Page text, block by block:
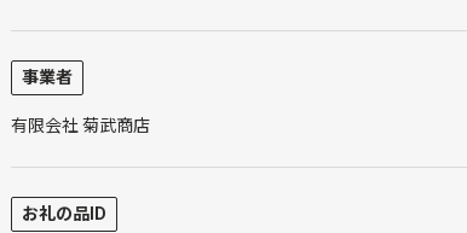
事業者
有限会社 菊武商店
お礼の品ID